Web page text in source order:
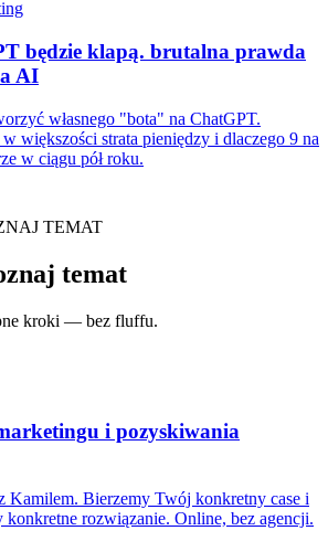
będzie klapą. brutalna prawda
AI
własnego "bota" na ChatGPT.
w większości strata pieniędzy i dlaczego 9 na
w ciągu pół roku.
TEMAT
temat
kroki — bez fluffu.
i pozyskiwania
Kamilem. Bierzemy Twój konkretny case i
rozwiązanie. Online, bez agencji.